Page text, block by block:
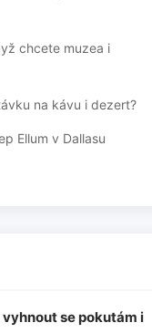
chcete muzea i
na kávu i dezert?
Ellum v Dallasu
se pokutám i